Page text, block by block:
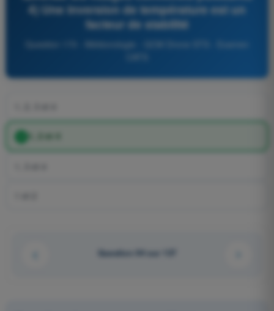
4) Une inversion de température est un
facteur de stabilité
1, 2 et 4
Question 94 sur 137